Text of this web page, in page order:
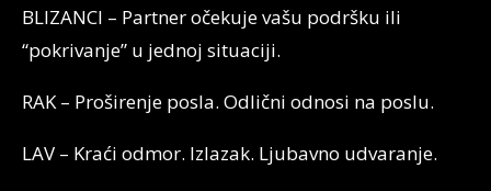
BLIZANCI – Partner očekuje vašu podršku ili
“pokrivanje” u jednoj situaciji.
RAK – Proširenje posla. Odlični odnosi na poslu.
LAV – Kraći odmor. Izlazak. Ljubavno udvaranje.